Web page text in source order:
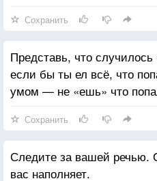
Сохранить
Представь, что
если бы ты ел всё, что
умом — не «ешь» что
Сохранить
Следите за вашей речью.
вас наполняет.